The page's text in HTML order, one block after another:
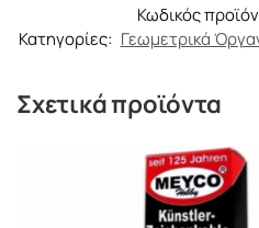
Κωδικός
Κατηγορίες: Γεωμετρικά
Σχετικά προϊόντα